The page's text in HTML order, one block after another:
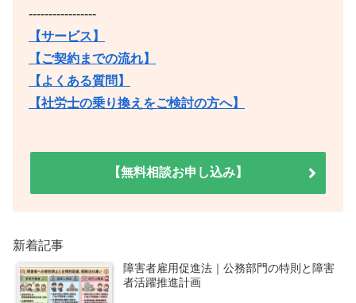
-----------------
【サービス】
【ご契約までの流れ】
【よくある質問】
【社労士の乗り換えをご検討の方へ】
【無料相談お申し込み】
新着記事
障害者雇用促進法｜公務部門の特則と障害
者活躍推進計画